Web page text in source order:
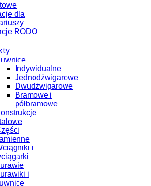
dla
RODO
Indywidualne
Jednodźwigarowe
Dwudźwigarowe
Bramowe i
półbramowe
i
i